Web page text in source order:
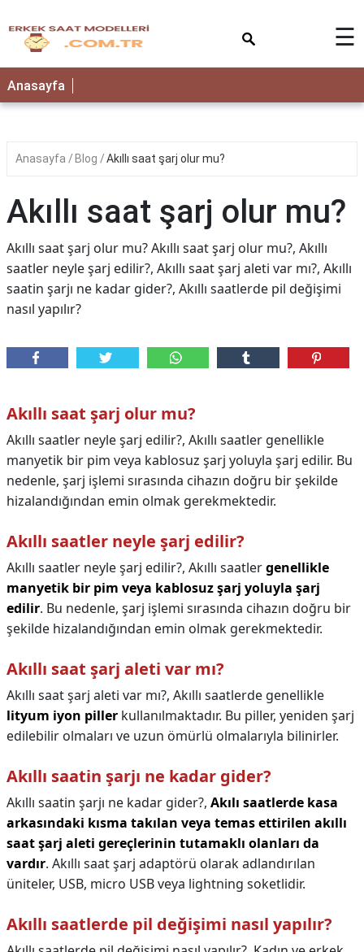
☰
Anasayfa
Anasayfa Blog Akıllı saat şarj olur mu?
Akıllı saat şarj olur mu?
Akıllı saat şarj olur mu? Akıllı saat şarj olur mu?, Akıllı
saatler neyle şarj edilir?, Akıllı saat şarj aleti var mı?, Akıllı
saatin şarjı ne kadar gider?, Akıllı saatlerde pil değişimi
nasıl yapılır?
Akıllı saat şarj olur mu?
Akıllı saatler neyle şarj edilir?, Akıllı saatler genellikle
manyetik bir pim veya kablosuz şarj yoluyla şarj edilir. Bu
nedenle, şarj işlemi sırasında cihazın doğru bir şekilde
hizalandığından emin olmak gerekmektedir.
Akıllı saatler neyle şarj edilir?
Akıllı saatler neyle şarj edilir?, Akıllı saatlergenellikle
manyetik bir pim veya kablosuz şarj yoluyla şarj
edilir. Bu nedenle, şarj işlemi sırasında cihazın doğru bir
şekilde hizalandığından emin olmak gerekmektedir.
Akıllı saat şarj aleti var mı?
Akıllı saat şarj aleti var mı?, Akıllı saatlerde genellikle
lityum iyon piller kullanılmaktadır. Bu piller, yeniden şarj
edilebilir olmaları ve uzun ömürlü olmalarıyla bilinirler.
Akıllı saatin şarjı ne kadar gider?
Akıllı saatin şarjı ne kadar gider?, Akılı saatlerde kasa
arkasındaki kısma takılan veya temas ettirilen akıllı
saat şarj aleti gereçlerinin tutamaklı olanları da
vardır. Akıllı saat şarj adaptörü olarak adlandırılan
üniteler, USB, micro USB veya lightning soketlidir.
Akıllı saatlerde pil değişimi nasıl yapılır?